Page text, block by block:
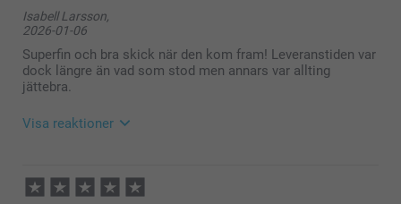
Isabell Larsson,
2026-01-06
Superfin och bra skick när den kom fram! Leveranstiden var
dock längre än vad som stod men annars var allting
jättebra.
Visa reaktioner
09:11